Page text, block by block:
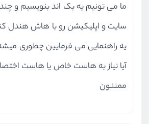
ما می تونیم یه بک اند بنویسیم و
سایت و اپلیکیشن رو با هاش هندل
یه راهنمایی می فرمایین چطوری میشه
آیا نیاز به هاست خاص یا هاست
ممننون